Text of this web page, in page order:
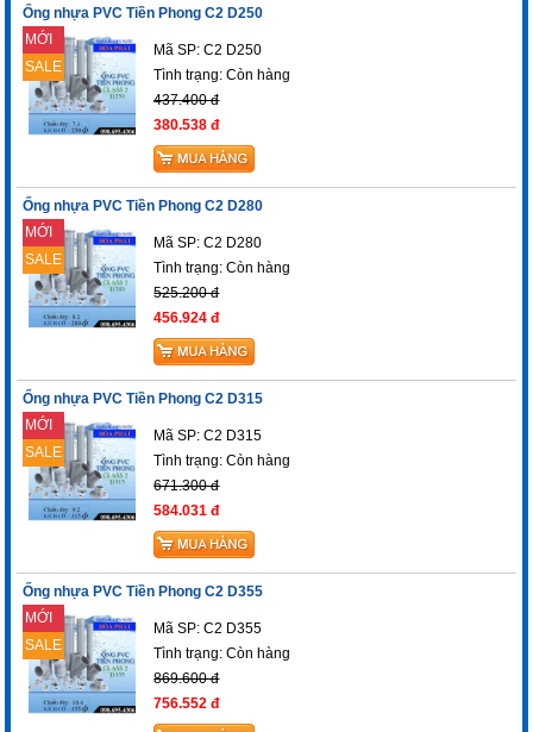
Ống nhựa PVC Tiền Phong C2 D250
MỚI
SALE
Mã SP: C2 D250
Tình trạng:Còn hàng
437.400 đ
380.538 đ
Ống nhựa PVC Tiền Phong C2 D280
MỚI
SALE
Mã SP: C2 D280
Tình trạng:Còn hàng
525.200 đ
456.924 đ
Ống nhựa PVC Tiền Phong C2 D315
MỚI
SALE
Mã SP: C2 D315
Tình trạng:Còn hàng
671.300 đ
584.031 đ
Ống nhựa PVC Tiền Phong C2 D355
MỚI
SALE
Mã SP: C2 D355
Tình trạng:Còn hàng
869.600 đ
756.552 đ